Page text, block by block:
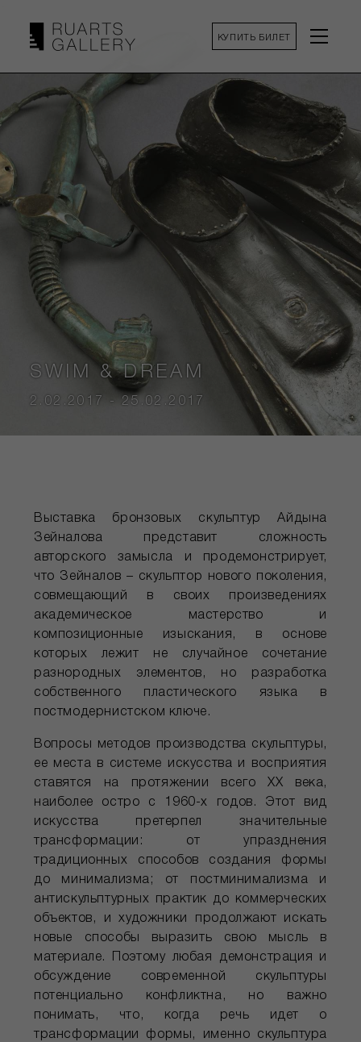
КУПИТЬ БИЛЕТ
SWIM & DREAM
2.02.2017 - 25.02.2017
Выставка бронзовых скульптур Айдына
Зейналова представит сложность
авторского замысла и продемонстрирует,
что Зейналов – скульптор нового поколения,
совмещающий в своих произведениях
академическое мастерство и
композиционные изыскания, в основе
которых лежит не случайное сочетание
разнородных элементов, но разработка
собственного пластического языка в
постмодернистском ключе.
Вопросы методов производства скульптуры,
ее места в системе искусства и восприятия
ставятся на протяжении всего ХХ века,
наиболее остро с 1960-х годов. Этот вид
искусства претерпел значительные
трансформации: от упразднения
традиционных способов создания формы
до минимализма; от постминимализма и
антискульптурных практик до коммерческих
объектов, и художники продолжают искать
новые способы выразить свою мысль в
материале. Поэтому любая демонстрация и
обсуждение современной скульптуры
потенциально конфликтна, но важно
понимать, что, когда речь идет о
трансформации формы, именно скульптура